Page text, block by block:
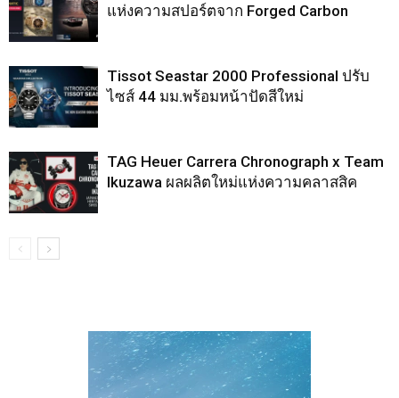
แห่งความสปอร์ตจาก Forged Carbon
Tissot Seastar 2000 Professional ปรับ
ไซส์ 44 มม.พร้อมหน้าปัดสีใหม่
TAG Heuer Carrera Chronograph x Team
Ikuzawa ผลผลิตใหม่แห่งความคลาสสิค